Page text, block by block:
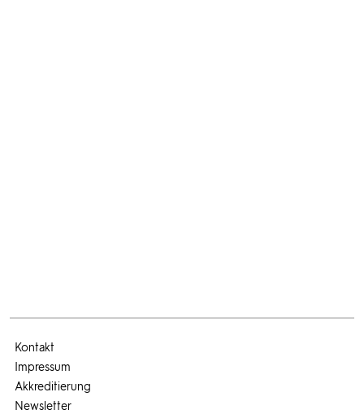
Kontakt
Impressum
Akkreditierung
Newsletter